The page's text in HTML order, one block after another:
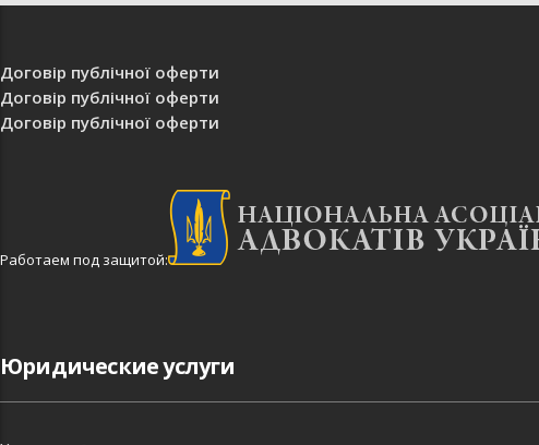
Договір публічної оферти
Договір публічної оферти
Договір публічної оферти
Работаем под защитой:
Юридические услуги